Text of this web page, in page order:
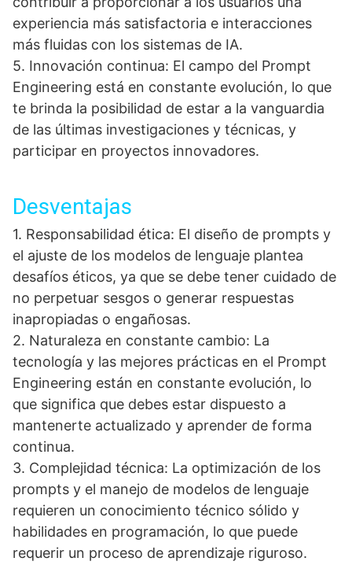
experiencia más satisfactoria e interacciones
más fluidas con los sistemas de IA.
5. Innovación continua: El campo del Prompt
Engineering está en constante evolución, lo que
te brinda la posibilidad de estar a la vanguardia
de las últimas investigaciones y técnicas, y
participar en proyectos innovadores.
Desventajas
1. Responsabilidad ética: El diseño de prompts y
el ajuste de los modelos de lenguaje plantea
desafíos éticos, ya que se debe tener cuidado de
no perpetuar sesgos o generar respuestas
inapropiadas o engañosas.
2. Naturaleza en constante cambio: La
tecnología y las mejores prácticas en el Prompt
Engineering están en constante evolución, lo
que significa que debes estar dispuesto a
mantenerte actualizado y aprender de forma
continua.
3. Complejidad técnica: La optimización de los
prompts y el manejo de modelos de lenguaje
requieren un conocimiento técnico sólido y
habilidades en programación, lo que puede
requerir un proceso de aprendizaje riguroso.